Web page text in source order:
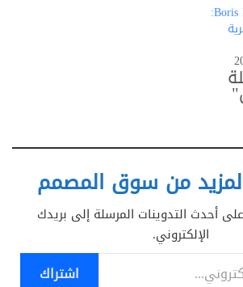
تحميل Boris FX Optics 2026:
من سوق المصمم
أحدث التدوينات المرسلة إلى بريدك
الإلكتروني.
اشتراك